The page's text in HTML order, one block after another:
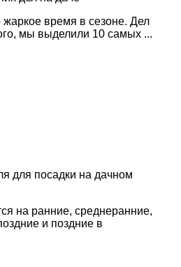
жаркое время в сезоне. Дел
мы выделили 10 самых ...
для посадки на дачном
на ранние, среднеранние,
и поздние в